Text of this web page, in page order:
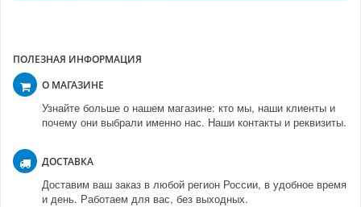
ПОЛЕЗНАЯ ИНФОРМАЦИЯ
О МАГАЗИНЕ
Узнайте больше о нашем магазине: кто мы, наши клиенты и
почему они выбрали именно нас. Наши контакты и реквизиты.
ДОСТАВКА
Доставим ваш заказ в любой регион России, в удобное время
и день. Работаем для вас, без выходных.